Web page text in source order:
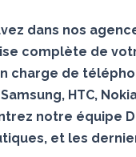
dans nos
complète de
charge de
HTC,
notre équipe
et les